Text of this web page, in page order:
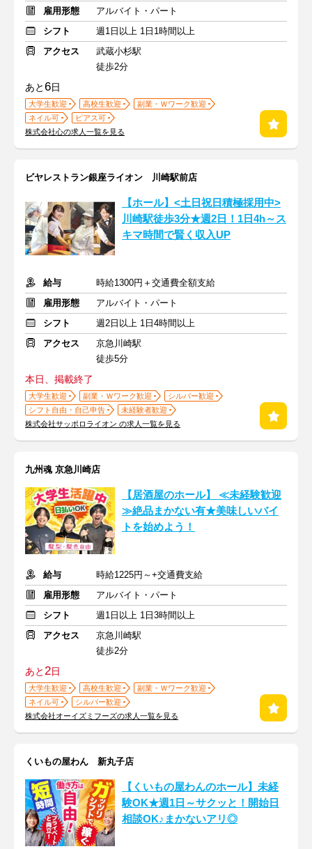
雇用形態
アルバイト・パート
シフト
週1日以上 1日1時間以上
アクセス
武蔵小杉駅
徒歩2分
あと6日
大学生歓迎 高校生歓迎
副業・Ｗワーク歓迎
ネイル可
ピアス可
株式会社心の求人一覧を見る
ビヤレストラン銀座ライオン 川崎駅前店
【ホール】<土日祝日積極採用中>
川崎駅徒歩3分★週2日！1日4h～ス
キマ時間で賢く収入UP
給与
時給1300円＋交通費全額支給
雇用形態
アルバイト・パート
シフト
週2日以上 1日4時間以上
アクセス
京急川崎駅
徒歩5分
本日、掲載終了
大学生歓迎 副業・Ｗワーク歓迎
シルバー歓迎
シフト自由・自己申告
未経験者歓迎
株式会社サッポロライオン の求人一覧を見る
九州魂 京急川崎店
【居酒屋のホール】 ≪未経験歓迎
≫絶品まかない有★美味しいバイ
トを始めよう！
給与
時給1225円～+交通費支給
雇用形態
アルバイト・パート
シフト
週1日以上 1日3時間以上
アクセス
京急川崎駅
徒歩2分
あと2日
大学生歓迎 高校生歓迎
副業・Ｗワーク歓迎
ネイル可
シルバー歓迎
株式会社オーイズミフーズの求人一覧を見る
くいもの屋わん 新丸子店
【くいもの屋わんのホール】未経
験OK★週1日～サクッと！開始日
相談OK♪まかないアリ◎